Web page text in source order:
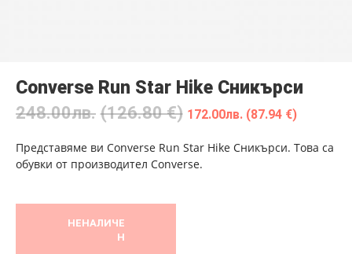
Converse Run Star Hike Сникърси
248.00лв. (126.80 €) 172.00лв. (87.94 €)
Представяме ви Converse Run Star Hike Сникърси. Това са
обувки от производител Converse.
НЕНАЛИЧЕ
Н